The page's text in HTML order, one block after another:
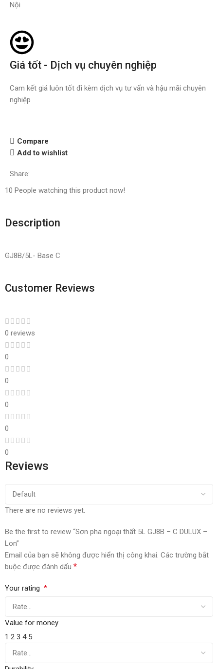
Nội
Giá tốt - Dịch vụ chuyên nghiệp
Cam kết giá luôn tốt đi kèm dịch vụ tư vấn và hậu mãi chuyên
nghiệp
Compare
Add to wishlist
Share:
10 People watching this product now!
Description
GJ8B/5L- Base C
Customer Reviews
0 reviews
0
0
0
0
0
Reviews
There are no reviews yet.
Be the first to review “Sơn pha ngoại thất 5L GJ8B – C DULUX –
Lon”
Email của bạn sẽ không được hiển thị công khai. Các trường bắt
buộc được đánh dấu *
Your rating *
Value for money
1 2 3 4 5